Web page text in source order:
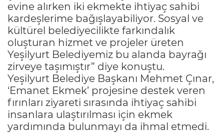
evine alırken iki ekmekte ihtiyaç sahibi
kardeşlerime bağışlayabiliyor. Sosyal ve
kültürel belediyecilikte farkındalık
oluşturan hizmet ve projeler üreten
Yeşilyurt Belediyemiz bu alanda bayrağı
zirveye taşımıştır” diye konuştu.
Yeşilyurt Belediye Başkanı Mehmet Çınar,
‘Emanet Ekmek’ projesine destek veren
fırınları ziyareti sırasında ihtiyaç sahibi
insanlara ulaştırılması için ekmek
yardımında bulunmayı da ihmal etmedi.